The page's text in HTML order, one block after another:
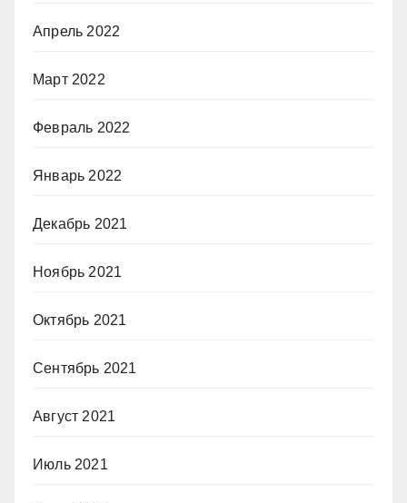
Апрель 2022
Март 2022
Февраль 2022
Январь 2022
Декабрь 2021
Ноябрь 2021
Октябрь 2021
Сентябрь 2021
Август 2021
Июль 2021